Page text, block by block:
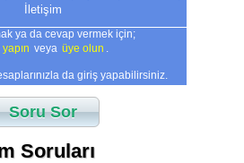
İletişim
ya da cevap vermek için;
veya üye olun
da giriş yapabilirsiniz.
Soru Sor
Soruları